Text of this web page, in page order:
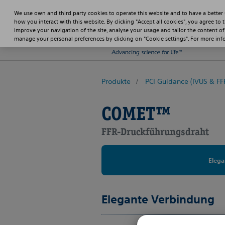
Produkte PCI Guidance (IVUS &
COMET™
FFR-Druckführungsdraht
Elegante Verbindung
We use own and third party cookies to operate this website and to have a
how you interact with this website. By clicking "Accept all cookies", you agree
improve your navigation of the site, analyse your usage and tailor the content
manage your personal preferences by clicking on "Cookie settings". For more